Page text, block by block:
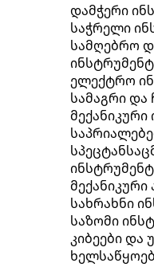
დამჭერი
საჭრელი
სამღებრო
ელექტრო
სამაგრი და
მექანიკური
სახრახნი
საზომი
კიბეები და